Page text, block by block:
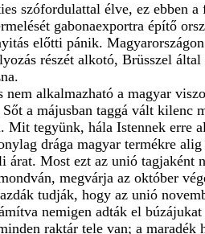
szófordulattal élve, ez ebben
gabonaexportra építő
előtti pánik.
részét alkotó, Brüsszel
alkalmazható a magyar
a májusban taggá vált kilenc
tegyünk, hála Istennek erre
drága magyar termékre
Most ezt az unió tagjaként
megvárja az október
tudják, hogy az unió
nemigen adták el
raktár tele van; a